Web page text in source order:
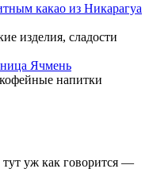
какао из Никарагуа
изделия, сладости
Ячмень
напитки
уж как говорится —